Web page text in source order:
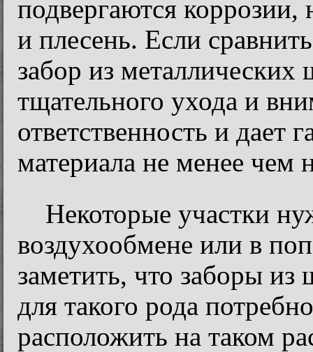
подвергаются коррозии,
и плесень. Если
забор из металлических
тщательного ухода и
ответственность и дает
материала не менее чем
Некоторые участки
воздухообмене или в
заметить, что заборы из
для такого рода
расположить на таком